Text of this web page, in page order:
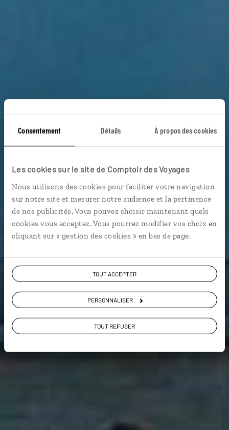
Consentement Détails À propos des cookies
Les cookies sur le site de Comptoir des Voyages
Nous utilisons des cookies pour faciliter votre navigation
sur notre site et mesurer notre audience et la pertinence
de nos publicités. Vous pouvez choisir maintenant quels
cookies vous acceptez. Vous pourrez modifier vos choix en
cliquant sur « gestion des cookies » en bas de page.
TOUT ACCEPTER
PERSONNALISER
TOUT REFUSER
Voyage Turquie
9,1 / 10
(36 avis sur la Turquie)
VOIR NOS 6 IDÉES DE VOYAGE EN TURQUIE